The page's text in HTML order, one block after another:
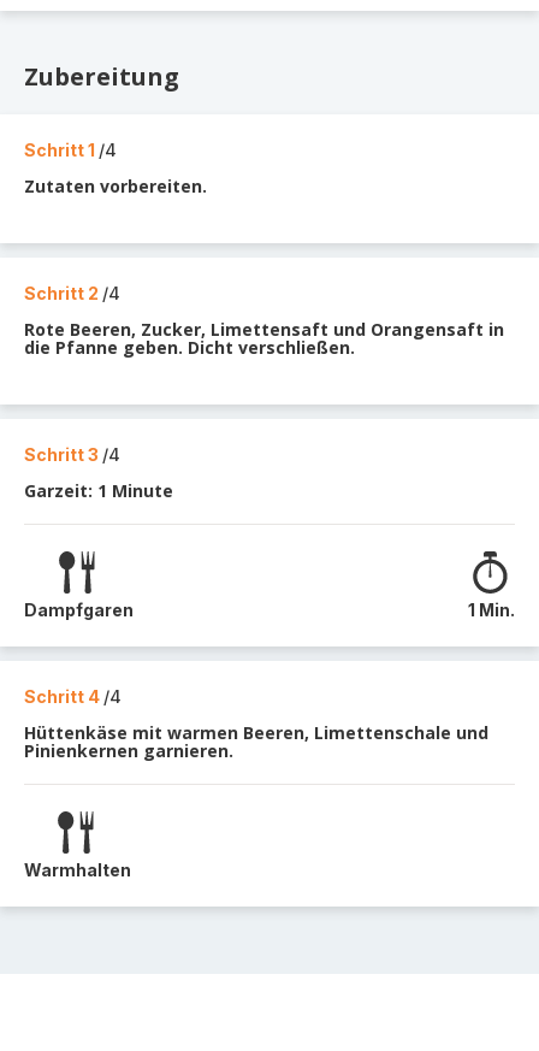
Zubereitung
Schritt 1 /4
Zutaten vorbereiten.
Schritt 2 /4
Rote Beeren, Zucker, Limettensaft und Orangensaft in
die Pfanne geben. Dicht verschließen.
Schritt 3 /4
Garzeit: 1 Minute
Dampfgaren 1 Min.
Schritt 4 /4
Hüttenkäse mit warmen Beeren, Limettenschale und
Pinienkernen garnieren.
Warmhalten